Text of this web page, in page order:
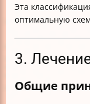
Эта
оптимальную
3.
Общие